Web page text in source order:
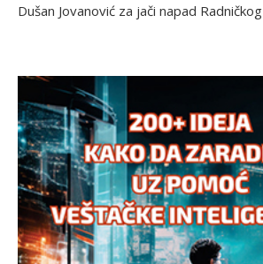
Dušan Jovanović za jači napad Radničkog